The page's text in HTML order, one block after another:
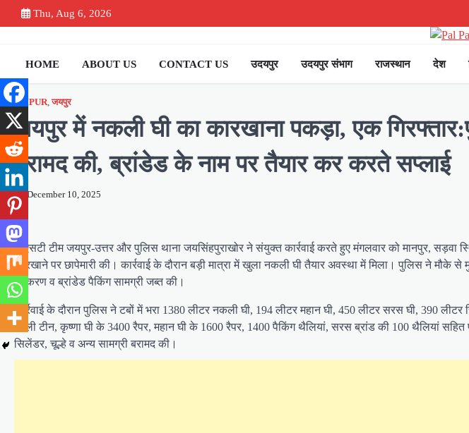
to
Thu, Aug 6, 2026
HOME ABOUT US CONTACT US उदयपुर उदयपुर संभाग राजस्थान देश
JAIPUR,जयपुर
जयपुर में नकली घी का कारखाना पकड़ा, एक
बरामद की, ब्रांडेड के नाम पर तैयार कर करते सप्लाई
December 10, 2025
डीएसटी टीम जयपुर-उत्तर और पुलिस थाना जयसिंहपुराखोर ने संयुक्त कार्रवाई करते हुए मंगलवार को मानपुर,
कारखाने पर छापेमारी की। कार्रवाई के दौरान बड़ी मात्रा में खुला नकली घी तैयार अवस्था में मिला। पुलिस ने मौके से
उपकरण व ब्रांडेड पैकिंग सामग्री जब्त की।
कार्रवाई के दौरान पुलिस ने टबों में भरा 1380 लीटर नकली घी, 194 लीटर महान घी, 450 लीटर सरस घी, 390
खाली टीन, कृष्णा घी के 3400 रैपर, महान घी के 1600 रैपर, 1400 पैकिंग थैलियां, सरस ब्रांड की 100 थैलियां
सिलेंडर, चूल्हे व अन्य सामग्री बरामद की।